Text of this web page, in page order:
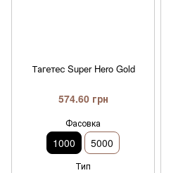
Тагетес Super Hero Gold
574.60 грн
Фасовка
1000 5000
Тип